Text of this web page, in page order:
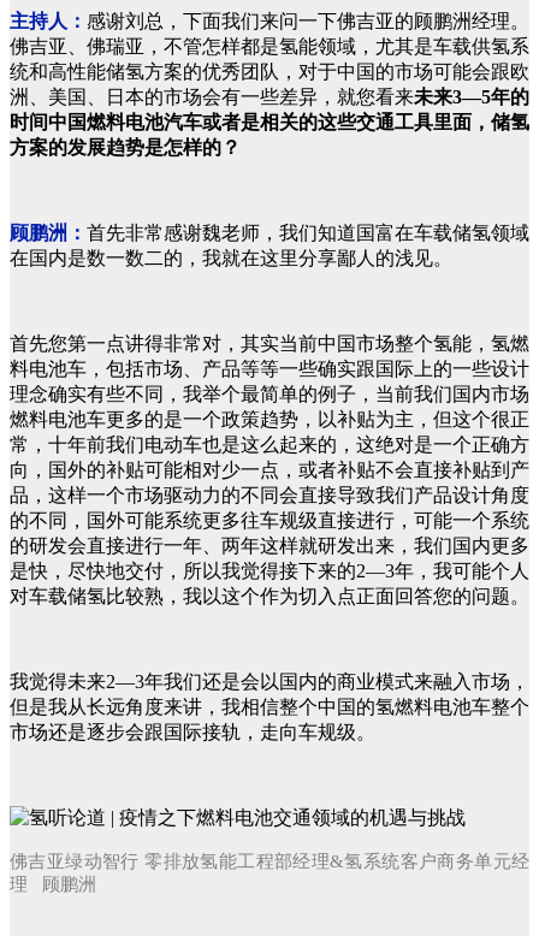
主持人： 感谢刘总，下面我们来问一下佛吉亚的顾鹏洲经理。
佛吉亚、佛瑞亚，不管怎样都是氢能领域，尤其是车载供氢系
统和高性能储氢方案的优秀团队，对于中国的市场可能会跟欧
洲、美国、日本的市场会有一些差异，就您看来未来3—5年的
时间中国燃料电池汽车或者是相关的这些交通工具里面，储氢
方案的发展趋势是怎样的？
顾鹏洲： 首先非常感谢魏老师，我们知道国富在车载储氢领域
在国内是数一数二的，我就在这里分享鄙人的浅见。
首先您第一点讲得非常对，其实当前中国市场整个氢能，氢燃
料电池车，包括市场、产品等等一些确实跟国际上的一些设计
理念确实有些不同，我举个最简单的例子，当前我们国内市场
燃料电池车更多的是一个政策趋势，以补贴为主，但这个很正
常，十年前我们电动车也是这么起来的，这绝对是一个正确方
向，国外的补贴可能相对少一点，或者补贴不会直接补贴到产
品，这样一个市场驱动力的不同会直接导致我们产品设计角度
的不同，国外可能系统更多往车规级直接进行，可能一个系统
的研发会直接进行一年、两年这样就研发出来，我们国内更多
是快，尽快地交付，所以我觉得接下来的2—3年，我可能个人
对车载储氢比较熟，我以这个作为切入点正面回答您的问题。
我觉得未来2—3年我们还是会以国内的商业模式来融入市场，
但是我从长远角度来讲，我相信整个中国的氢燃料电池车整个
市场还是逐步会跟国际接轨，走向车规级。
佛吉亚绿动智行 零排放氢能工程部经理&氢系统客户商务单元经
理 顾鹏洲